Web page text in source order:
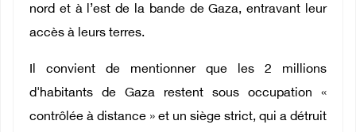
nord et à l’est de la bande de Gaza, entravant leur
accès à leurs terres.
Il convient de mentionner que les 2 millions
d'habitants de Gaza restent sous occupation «
contrôlée à distance » et un siège strict, qui a détruit